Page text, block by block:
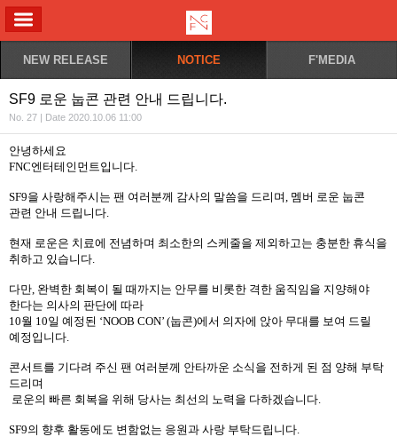
NEW RELEASE NOTICE F'MEDIA
SF9 로운 눕콘 관련 안내 드립니다.
No. 27 | Date 2020.10.06 11:00
안녕하세요
FNC엔터테인먼트입니다.
SF9을 사랑해주시는 팬 여러분께 감사의 말씀을 드리며, 멤버 로운 눕콘
관련 안내 드립니다.
현재 로운은 치료에 전념하며 최소한의 스케줄을 제외하고는 충분한 휴식을
취하고 있습니다.
다만, 완벽한 회복이 될 때까지는 안무를 비롯한 격한 움직임을 지양해야
한다는 의사의 판단에 따라
10월 10일 예정된 ‘NOOB CON’ (눕콘)에서 의자에 앉아 무대를 보여 드릴
예정입니다.
콘서트를 기다려 주신 팬 여러분께 안타까운 소식을 전하게 된 점 양해 부탁
드리며
로운의 빠른 회복을 위해 당사는 최선의 노력을 다하겠습니다.
SF9의 향후 활동에도 변함없는 응원과 사랑 부탁드립니다.